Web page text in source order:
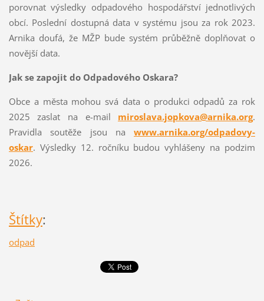
porovnat výsledky odpadového hospodářství jednotlivých
obcí. Poslední dostupná data v systému jsou za rok 2023.
Arnika doufá, že MŽP bude systém průběžně doplňovat o
novější data.
Jak se zapojit do Odpadového Oskara?
Obce a města mohou svá data o produkci odpadů za rok
2025 zaslat na e-mail miroslava.jopkova@arnika.org.
Pravidla soutěže jsou nawww.arnika.org/odpadovy-
oskar. Výsledky 12. ročníku budou vyhlášeny na podzim
2026.
Štítky:
odpad